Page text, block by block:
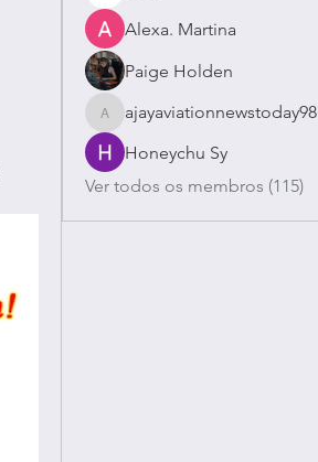
Alexa. Martina
Paige Holden
ajayaviationnewstoday98
ajayaviationnewstoday98
Honeychu Sy
Ver todos os membros (115)